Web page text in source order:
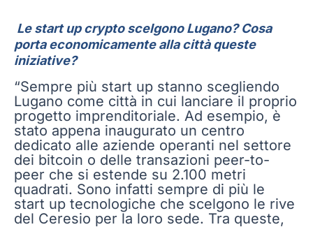
Le start up crypto scelgono Lugano? Cosa
porta economicamente alla città queste
iniziative?
“Sempre più start up stanno scegliendo
Lugano come città in cui lanciare il proprio
progetto imprenditoriale. Ad esempio, è
stato appena inaugurato un centro
dedicato alle aziende operanti nel settore
dei bitcoin o delle transazioni peer-to-
peer che si estende su 2.100 metri
quadrati. Sono infatti sempre di più le
start up tecnologiche che scelgono le rive
del Ceresio per la loro sede. Tra queste,